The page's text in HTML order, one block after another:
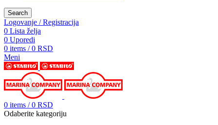
Search
Logovanje / Registracija
0 Lista želja
0 Uporedi
0 items / 0 RSD
Meni
0 items / 0 RSD
Odaberite kategoriju